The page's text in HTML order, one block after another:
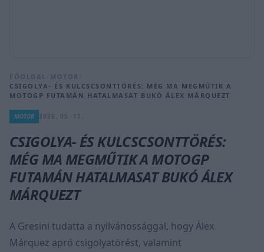
FŐOLDAL MOTOR
CSIGOLYA- ÉS KULCSCSONTTÖRÉS: MÉG MA MEGMŰTIK A
MOTOGP FUTAMÁN HATALMASAT BUKÓ ÁLEX MÁRQUEZT
MOTOR
CSIGOLYA- ÉS KULCSCSONTTÖRÉS:
MÉG MA MEGMŰTIK A MOTOGP
FUTAMÁN HATALMASAT BUKÓ ÁLEX
MÁRQUEZT
A Gresini tudatta a nyilvánossággal, hogy Álex
Márquez apró csigolyatörést, valamint